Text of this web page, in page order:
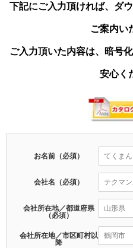
下記にご入力頂ければ、ダ
ご案内い
ご入力頂いた内容は、暗号
安心く
お名前（必須）
会社名（必須）
会社所在地／都道府県
（必須）
会社所在地／市区町村以
降